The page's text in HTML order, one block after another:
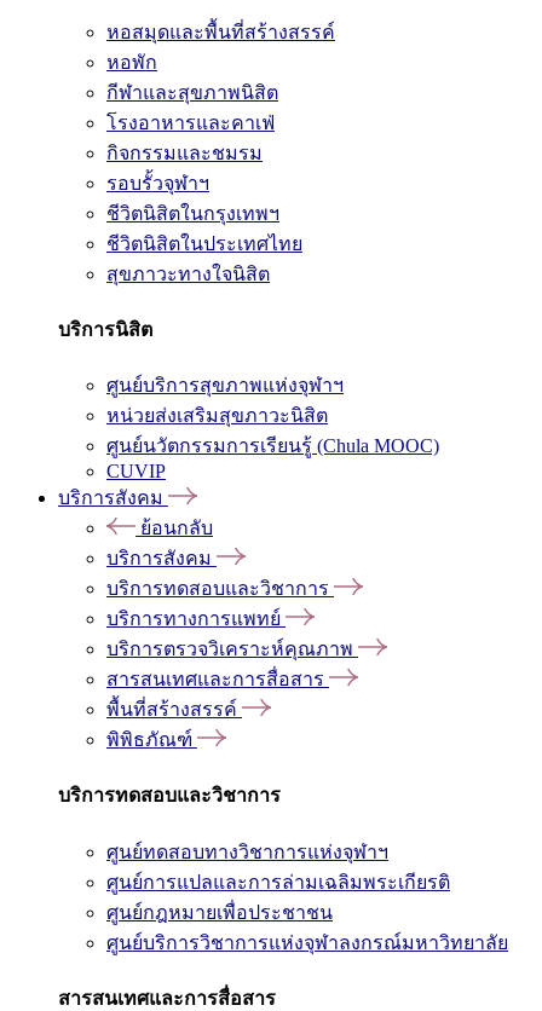
หอสมุดและพื้นที่สร้างสรรค์
หอพัก
กีฬาและสุขภาพนิสิต
โรงอาหารและคาเฟ่
กิจกรรมและชมรม
รอบรั้วจุฬาฯ
ชีวิตนิสิตในกรุงเทพฯ
ชีวิตนิสิตในประเทศไทย
สุขภาวะทางใจนิสิต
บริการนิสิต
ศูนย์บริการสุขภาพแห่งจุฬาฯ
หน่วยส่งเสริมสุขภาวะนิสิต
ศูนย์นวัตกรรมการเรียนรู้ (Chula MOOC)
CUVIP
บริการสังคม
ย้อนกลับ
บริการสังคม
บริการทดสอบและวิชาการ
บริการทางการแพทย์
บริการตรวจวิเคราะห์คุณภาพ
สารสนเทศและการสื่อสาร
พื้นที่สร้างสรรค์
พิพิธภัณฑ์
บริการทดสอบและวิชาการ
ศูนย์ทดสอบทางวิชาการแห่งจุฬาฯ
ศูนย์การแปลและการล่ามเฉลิมพระเกียรติ
ศูนย์กฎหมายเพื่อประชาชน
ศูนย์บริการวิชาการแห่งจุฬาลงกรณ์มหาวิทยาลัย
สารสนเทศและการสื่อสาร